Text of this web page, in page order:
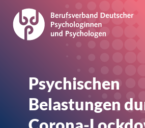
Psychischen
Belastungen